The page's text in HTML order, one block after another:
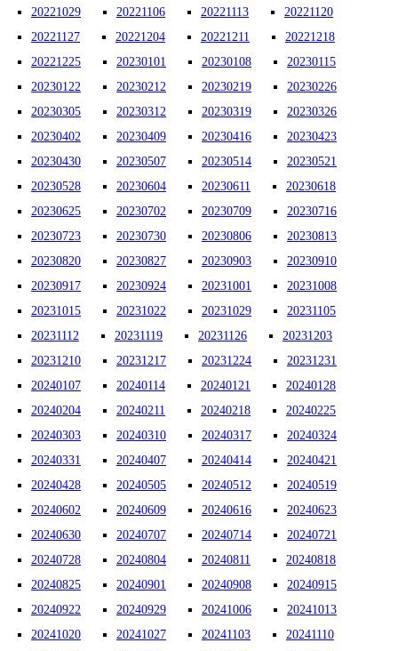
20221029
20221106 20221113
20221120
20221127
20221204 20221211
20221218
20221225
20230101 20230108
20230115
20230122
20230212 20230219
20230226
20230305
20230312 20230319
20230326
20230402
20230409 20230416
20230423
20230430
20230507 20230514
20230521
20230528
20230604 20230611
20230618
20230625
20230702 20230709
20230716
20230723
20230730 20230806
20230813
20230820
20230827 20230903
20230910
20230917
20230924 20231001
20231008
20231015
20231022 20231029
20231105
20231112
20231119 20231126
20231203
20231210
20231217 20231224
20231231
20240107
20240114 20240121
20240128
20240204
20240211 20240218
20240225
20240303
20240310 20240317
20240324
20240331
20240407 20240414
20240421
20240428
20240505 20240512
20240519
20240602
20240609 20240616
20240623
20240630
20240707 20240714
20240721
20240728
20240804 20240811
20240818
20240825
20240901 20240908
20240915
20240922
20240929 20241006
20241013
20241020
20241027 20241103
20241110